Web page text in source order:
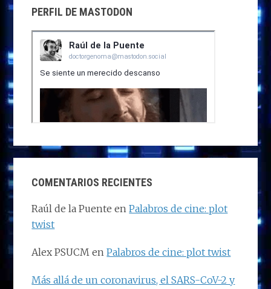
PERFIL DE MASTODON
COMENTARIOS RECIENTES
Raúl de la Puente enPalabros de cine: plot
twist
Alex PSUCM enPalabros de cine: plot twist
Más allá de un coronavirus, el SARS-CoV-2 y